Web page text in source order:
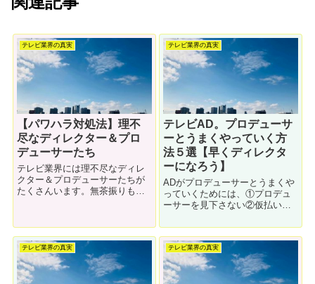
テレビ業界の真実
【パワハラ対処法】理不
尽なディレクター＆プロ
デューサーたち
テレビ業界には理不尽なディレ
クター＆プロデューサーたちが
たくさんいます。無茶振りも多
したらいいのか？解説します。
テレビ業界の真実
テレビAD。プロデューサ
ーとうまくやっていく方
法５選【早くディレクタ
ーになろう】
ADがプロデューサーとうまくや
っていくためには、①プロデュ
ーサーを見下さない②仮払い精
う前に相談する④最安値で買う
⑤情報の確認をしっかりする
などが必要です。AD時代、怒ら
れまくっていたディレクターが
解説します。
テレビ業界の真実 テレビ業界の真実